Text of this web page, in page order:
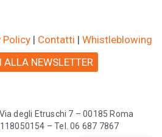
Policy | Contatti | Whistleblowing
ALLA NEWSLETTER
degli Etruschi 7 – 00185 Roma
– Tel. 06 687 7867